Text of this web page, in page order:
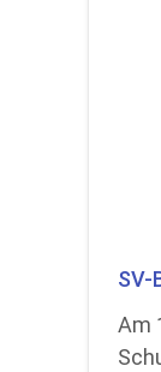
SV-
Am